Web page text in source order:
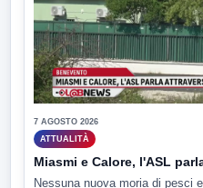
7 AGOSTO 2026
ATTUALITÀ
Miasmi e Calore, l'ASL
Nessuna nuova moria di pesci